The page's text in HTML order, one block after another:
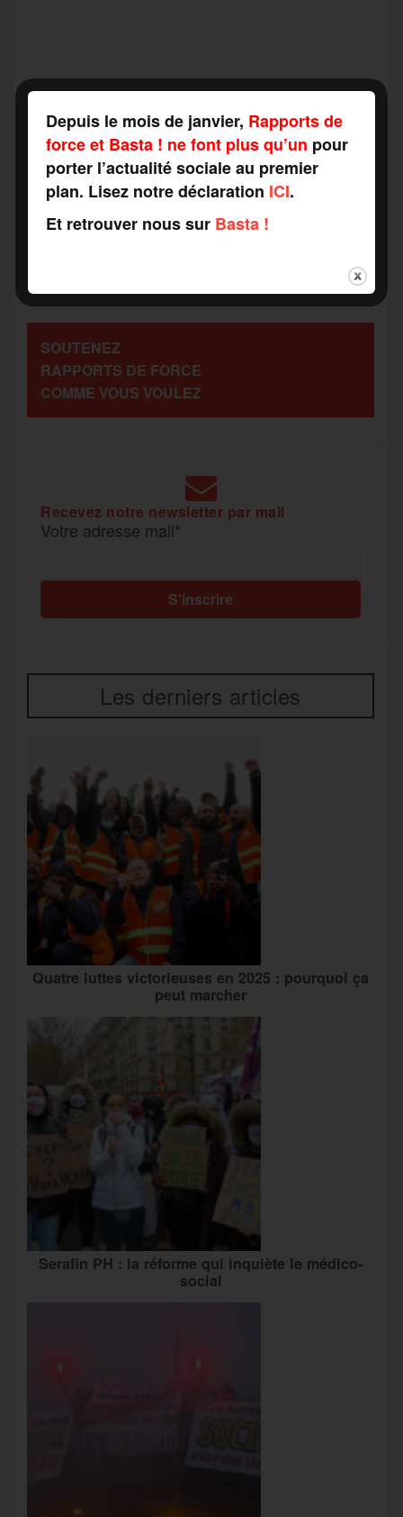
a
c
e
o
o
k
w
i
t
e
m
a
i
e
s
s
g
e
l
r
P
a
a
g
e
SOUTENEZ
RAPPORTS DE FORCE
COMME VOUS VOULEZ
Recevez notre newsletter par mail
Votre adresse mail*
Les derniers articles
Quatre luttes victorieuses en 2025 : pourquoi ça
peut marcher
Serafin PH : la réforme qui inquiète le médico-
social
Depuis le mois de janvier, Rapports de
force et Basta ! ne font plus qu’un pour
porter l’actualité sociale au premier
plan. Lisez notre déclaration ICI.
Et retrouver nous sur Basta !